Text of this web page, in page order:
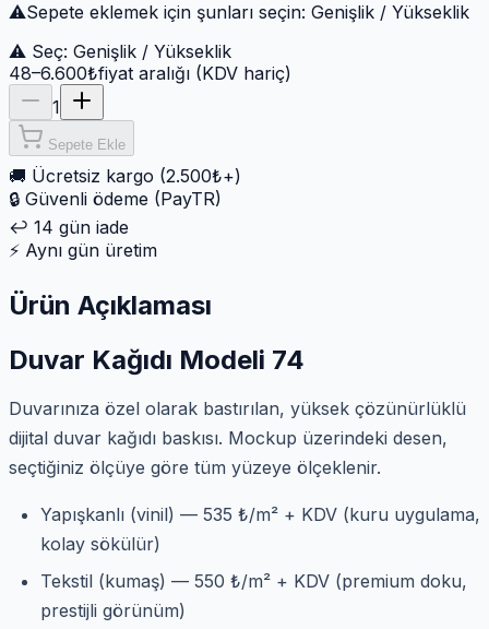
⚠Sepete eklemek için şunları seçin: Genişlik / Yükseklik
⚠ Seç: Genişlik / Yükseklik
48–6.600₺fiyat aralığı (KDV hariç)
1
Sepete Ekle
🚚 Ücretsiz kargo (2.500₺+)
🔒 Güvenli ödeme (PayTR)
↩️ 14 gün iade
⚡ Aynı gün üretim
Ürün Açıklaması
Duvar Kağıdı Modeli 74
Duvarınıza özel olarak bastırılan, yüksek çözünürlüklü
dijital duvar kağıdı baskısı. Mockup üzerindeki desen,
seçtiğiniz ölçüye göre tüm yüzeye ölçeklenir.
Yapışkanlı (vinil) — 535 ₺/m² + KDV (kuru uygulama,
kolay sökülür)
Tekstil (kumaş) — 550 ₺/m² + KDV (premium doku,
prestijli görünüm)